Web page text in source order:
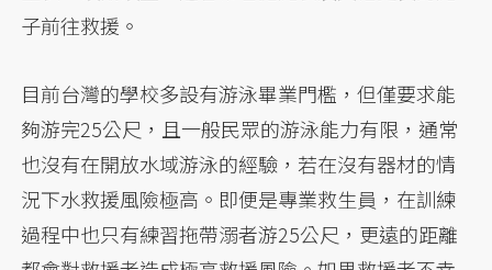
子前往救援。
目前台灣的學校多設有游泳畢業門檻，但僅要求能
夠游完25公尺，且一般民眾的游泳能力有限，通常
也沒有在開放水域游泳的經驗，若在沒有器材的情
況下水救援風險極高。即便是專業救生員，在訓練
過程中也只有練習拖帶溺者游25公尺，更遠的距離